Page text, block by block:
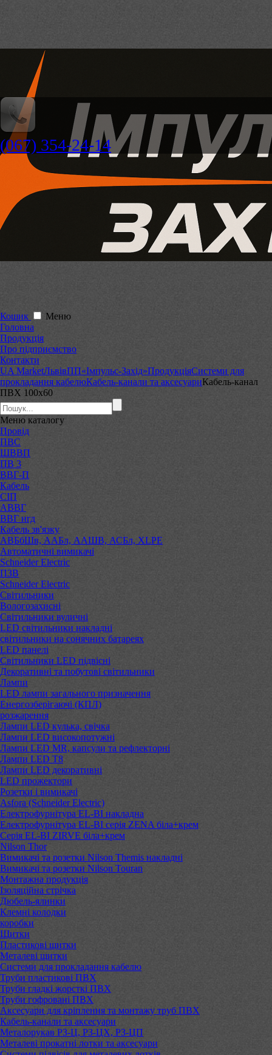
(067) 354-24-14
Кошик
Меню
Головна
Продукція
Про підприємство
Контакти
UA MarketЛьвівПП«Імпульс-Захід»ПродукціяСистеми для
прокладання кабелюКабель-канали та аксесуариКабель-канал
ПВХ 100х60
Меню каталогу
Провід
ПВС
ШВВП
ПВ 3
ВВГ-П
Кабель
СІП
АВВГ
ВВГ нгд
Кабель зв'язку
АВБбШв, ААБл, ААШВ, АСБл, XLPE
Автоматичні вимикачі
Schneider Electric
ПЗВ
Schneider Electric
Світильники
Вологозахисні
Світильники вуличні
LED світильники накладні
світильники на сонячних батареях
LED панелі
Світильники LED підвісні
Декоративні та побутові світильники
Лампи
LED лампи загального призначення
Енергозберігаючі (КПЛ)
розжарення
Лампи LED кулька, свічка
Лампи LED високопотужні
Лампи LED MR, капсули та рефлекторні
Лампи LED Т8
Лампи LED декоративні
LED прожектори
Розетки і вимикачі
Asfora (Schneider Electric)
Електрофурнітура EL-BI накладна
Електрофурнітура EL-BI серія ZENA біла+крем
Серія EL-BI ZIRVE біла+крем
Nilson Thor
Вимикачі та розетки Nilson Themis накладні
Вимикачі та розетки Nilson Touran
Монтажна продукція
Ізоляційна стрічка
Дюбель-ялинки
Клемні колодки
коробки
Щитки
Пластикові щитки
Металеві щитки
Системи для прокладання кабелю
Труби пластикові ПВХ
Труби гладкі жорсткі ПВХ
Труби гофровані ПВХ
Аксесуари для кріплення та монтажу труб ПВХ
Кабель-канали та аксесуари
Металорукав РЗ-Ц, РЗ-ЦХ, РЗ-ЦП
Металеві прокатні лотки та аксесуари